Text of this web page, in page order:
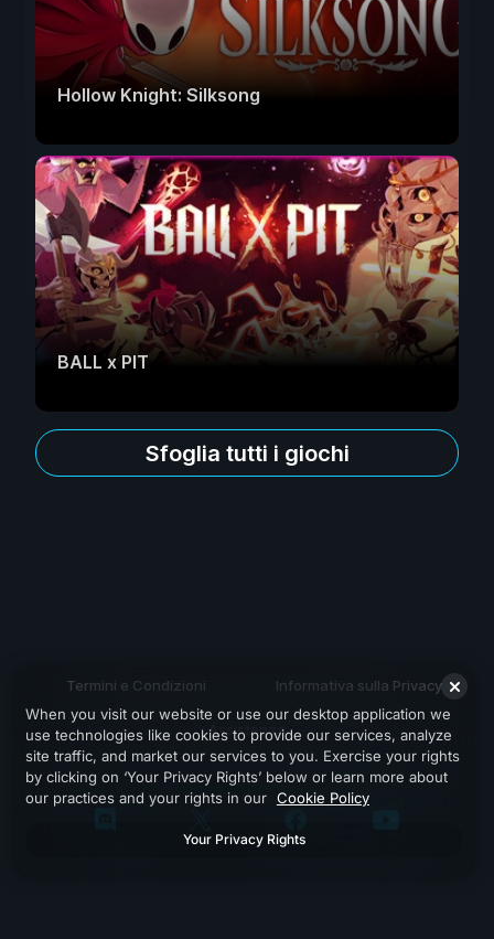
Hollow Knight: Silksong
BALL x PIT
Sfoglia tutti i giochi
Termini e Condizioni Informativa sulla Privacy
Assistenza
When you visit our website or use our desktop application we
use technologies like cookies to provide our services, analyze
site traffic, and market our services to you. Exercise your rights
by clicking on ‘Your Privacy Rights’ below or learn more about
our practices and your rights in our Cookie Policy
Your Privacy Rights